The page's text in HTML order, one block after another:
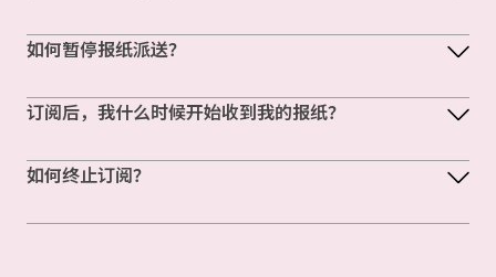
如何暂停报纸派送？
订阅后，我什么时候开始收到我的报纸？
如何终止订阅？